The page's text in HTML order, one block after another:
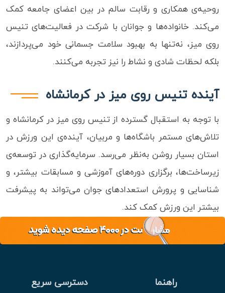
روحیه‌ی همکاری و رقابت سالم در بین اعضای جامعه کمک
می‌کند. خانواده‌ها و جوانان با شرکت در فعالیت‌های تنیس
روی میز، نه‌تنها به بهبود سلامت جسمانی خود می‌پردازند،
بلکه لحظات شادی و نشاط را نیز تجربه می‌کنند.
آینده تنیس روی میز در کرمانشاه
با توجه به استقبال گسترده از تنیس روی میز در کرمانشاه و
تلاش‌های مستمر باشگاه‌ها و مربیان، آینده‌ی این ورزش در
استان بسیار روشن به‌نظر می‌رسد. سرمایه‌گذاری در توسعه‌ی
زیرساخت‌ها، برگزاری دوره‌های آموزشی و مسابقات بیشتر، و
شناسایی و پرورش استعدادهای جوان می‌تواند به پیشرفت
بیشتر این ورزش کمک کند.
راهنما دسترسی سریع